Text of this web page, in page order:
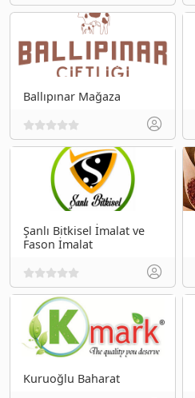
Ballıpınar Mağaza
Şanlı Bitkisel İmalat ve
Fason İmalat
Kuruoğlu Baharat